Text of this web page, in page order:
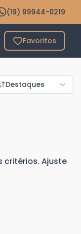
(19) 99944-0219
Favoritos
Destaques
critérios. Ajuste